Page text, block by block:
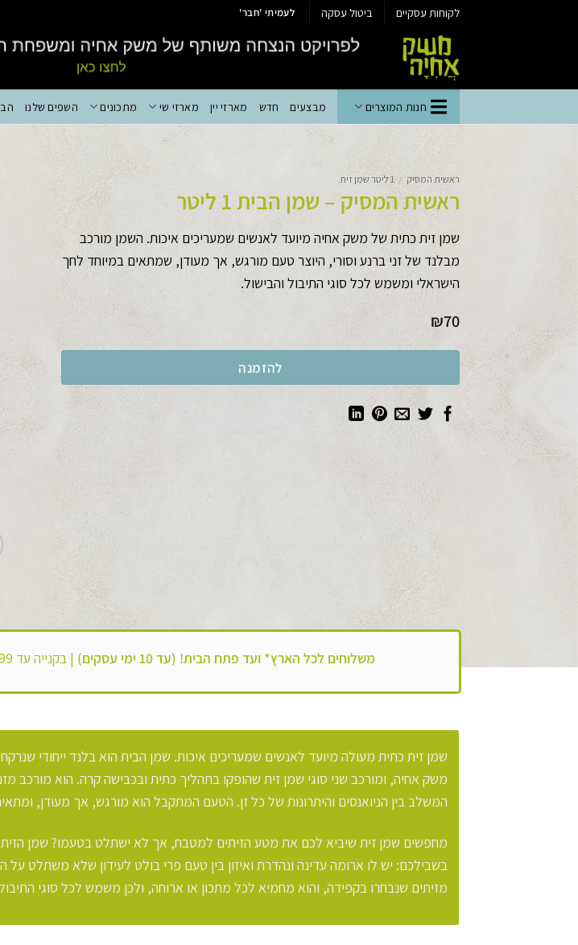
לקוחות עסקיים ביטול עסקה לעמיתי 'חבר'
חנות המוצרים מבצעים חדש מארזי יין מארזי שי מתכונים השפים שלנו
ראשית המסיק / 1 ליטר שמן זית
ראשית המסיק – שמן הבית 1 ליטר
שמן זית כתית של משק אחיה מיועד לאנשים שמעריכים איכות. השמן מורכב
מבלנד של זני ברנע וסורי, היוצר טעם מורגש, אך מעודן, שמתאים במיוחד לחך
הישראלי ומשמש לכל סוגי התיבול והבישול.
₪70
להזמנה
משלוחים לכל הארץ* ועד פתח הבית! (עד 10 ימי עסקים) |בקנייה עד 299 ₪ -עלות משלוח 40 ₪ |
שמן זית כתית מעולה מיועד לאנשים שמעריכים איכות. שמן הבית הוא בלנד ייחודי
משק אחיה, ומורכב שני סוגי שמן זית שהופקו בתהליך כתית ובכבישה קרה. הוא מורכב
המשלב בין הניואנסים והיתרונות של כל זן. הטעם המתקבל הוא מורגש, אך מעודן,
מחפשים שמן זית שיביא לכם את מטע הזיתים למטבח, אך לא ישתלט בטעמו? שמן
בשבילכם: יש לו ארומה עדינה ונהדרת ואיזון בין טעם פרי בולט לעידון שלא משתלט
מזיתים שנבחרו בקפידה, והוא מחמיא לכל מתכון או ארוחה, ולכן משמש לכל סוגי